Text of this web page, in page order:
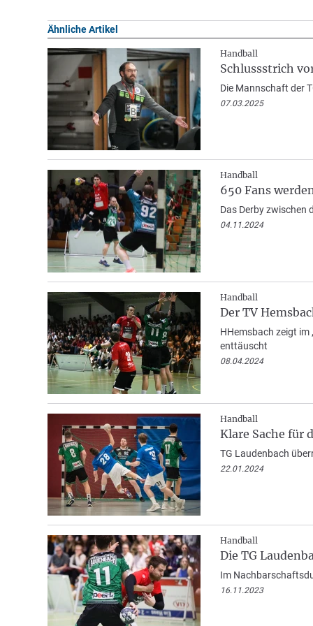
Ähnliche Artikel
Handball
Schlussstrich
Die Mannschaft der
07.03.2025
Handball
650 Fans
Das Derby zwischen
04.11.2024
Handball
Der TV
HHemsbach zeigt im
enttäuscht
08.04.2024
Handball
Klare Sache für
TG Laudenbach
22.01.2024
Handball
Die TG
Im
16.11.2023